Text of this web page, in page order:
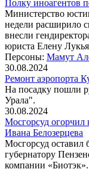
Полку иноагентов
Министерство
недели расширило
внесли
юриста Елену
Персоны: Мамут
30.08.2024
Ремонт аэропорта
На посадку пошли
Урала".
30.08.2024
Мосгорсуд
Ивана Белозерцева
Мосгорсуд оставил
губернатору
компании «Биотэк».